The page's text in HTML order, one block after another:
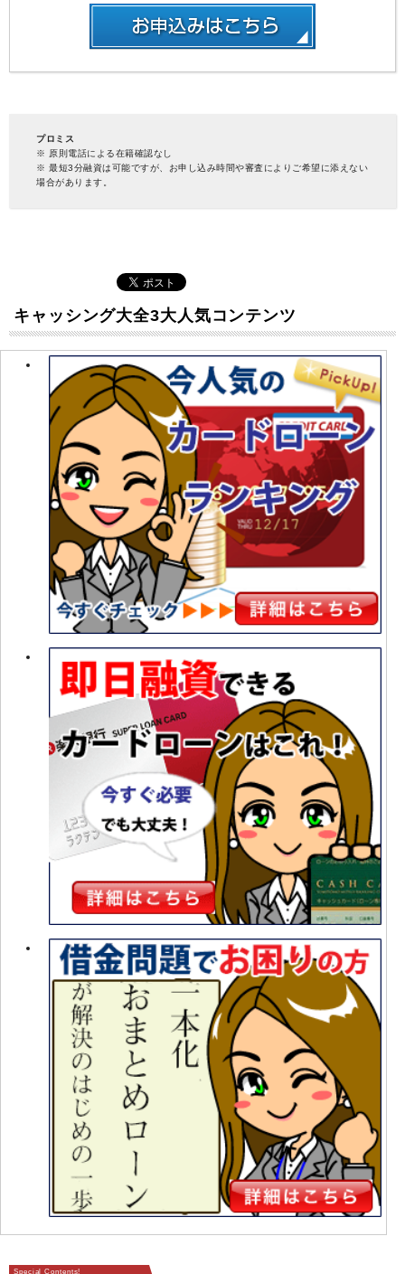
プロミス
※ 原則電話による在籍確認なし
※ 最短3分融資は可能ですが、お申し込み時間や審査によりご希望に添えない
場合があります。
キャッシング大全3大人気コンテンツ